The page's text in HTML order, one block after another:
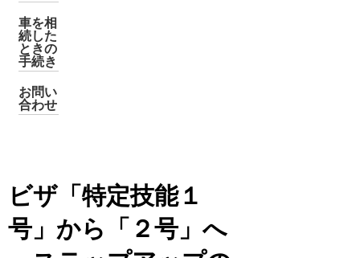
車を相
続した
ときの
手続き
お問い
合わせ
ビザ「特定技能１
号」から「２号」へ